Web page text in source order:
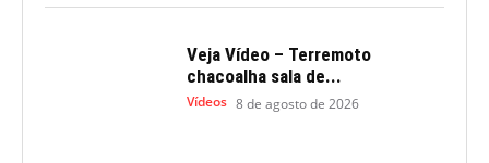
Veja Vídeo – Terremoto
chacoalha sala de...
Vídeos 8 de agosto de 2026